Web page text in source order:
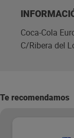
Coca-Cola
C/Ribera del
Te recomendamos